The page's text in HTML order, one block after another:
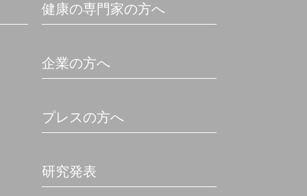
健康の専門家の方へ
企業の方へ
プレスの方へ
研究発表